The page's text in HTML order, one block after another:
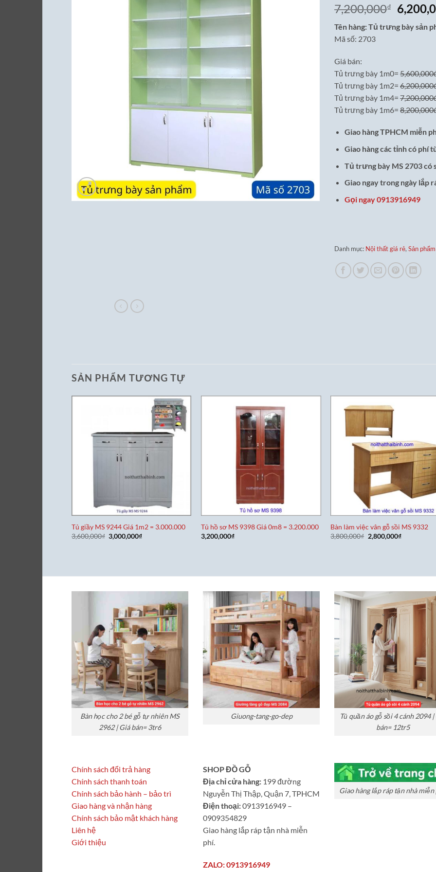
7,200,000₫
Giá
gốc
là:
Tên hàng: Tủ trưng bày sản
Mã số: 2703
Giá bán:
Tủ trưng bày 1m0=
Tủ trưng bày 1m2=
Tủ trưng bày 1m4=
Tủ trưng bày 1m6=
Giao hàng TPHCM miễn
Giao hàng các tỉnh có phí
Tủ trưng bày MS 2703 có
Giao ngay trong ngày lắp
Gọi ngay 0913916949
Danh mục: Nội thất giá rẻ, Sản
SẢN PHẨM TƯƠNG TỰ
Tủ giầy MS 9244 Giá 1m2 = 3.000.000
3,600,000₫ Giá
3,000,000₫Giá
Tủ hồ sơ MS 9398 Giá 0m8 = 3.200.000
3,200,000₫
Bàn làm việc vân gỗ sồi MS 9332
3,800,000₫ Giá
2,800,000₫Giá
Bàn học cho 2 bé gỗ tự nhiên MS
2962 | Giá bán= 3tr6
Giuong-tang-go-dep
Tủ quần áo gỗ sồi 4 cánh 2094 |
bán= 12tr5
Chính sách đổi trả hàng
Chính sách thanh toán
Chính sách bảo hành – bảo trì
Giao hàng và nhận hàng
Chính sách bảo mật khách hàng
Liên hệ
Giới thiệu
SHOP ĐỒ GỖ
Địa chỉ cửa hàng: 199 đường
Nguyễn Thị Thập, Quận 7, TPHCM
Điện thoại:0913916949 –
0909354829
Giao hàng lắp ráp tận nhà miễn
phí.
ZALO: 0913916949
Giao hàng lắp ráp tận nhà miễn